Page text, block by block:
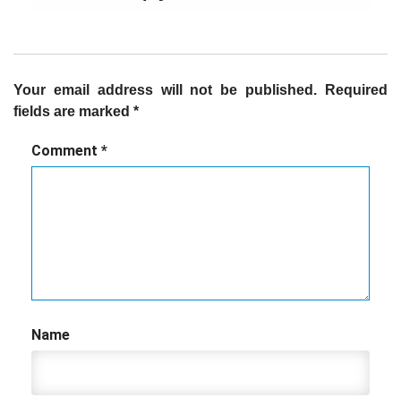
Your email address will not be published.
Required
fields are marked *
Comment *
Name